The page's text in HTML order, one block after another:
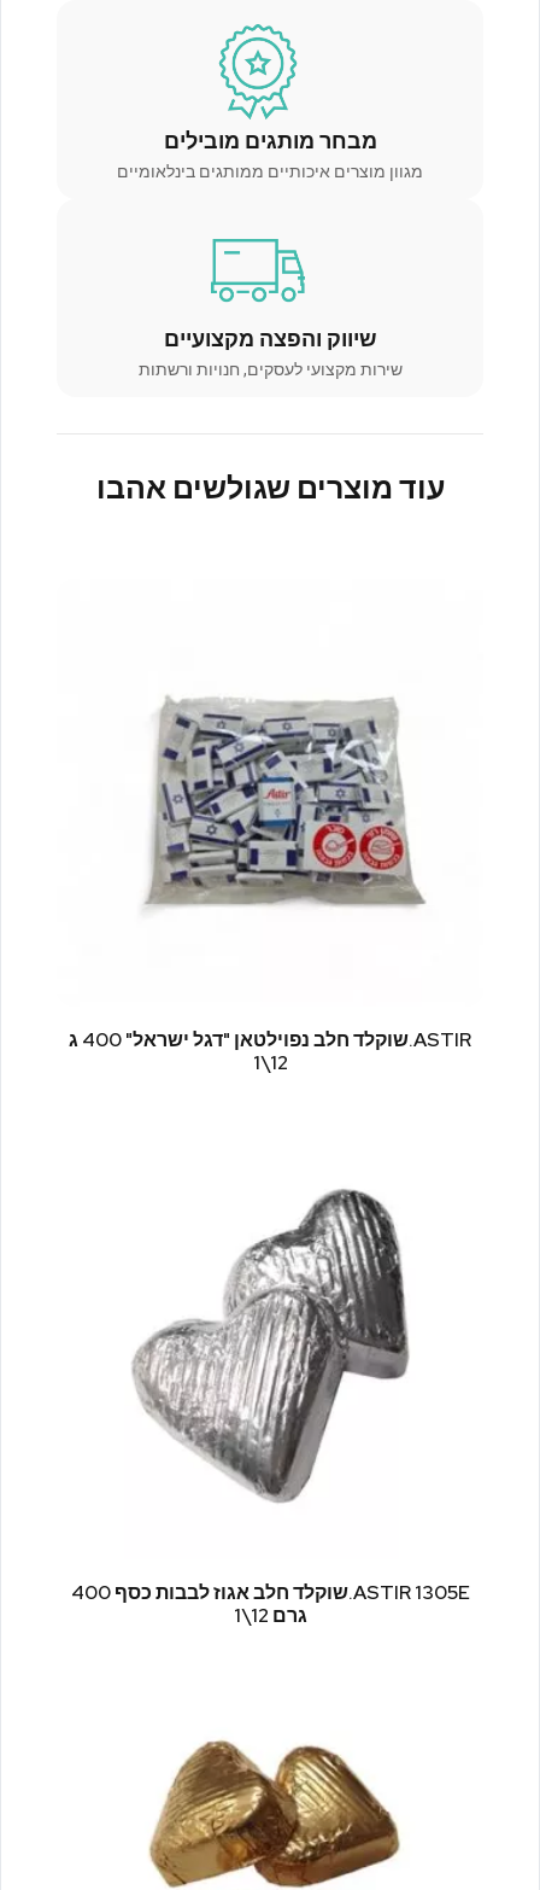
מבחר מותגים מובילים
מגוון מוצרים איכותיים ממותגים בינלאומיים
שיווק והפצה מקצועיים
שירות מקצועי לעסקים, חנויות ורשתות
עוד מוצרים שגולשים אהבו
ASTIR.שוקלד חלב נפוילטאן "דגל ישראל" 400 ג
12\1
ASTIR 1305E.שוקלד חלב אגוז לבבות כסף 400
גרם 12\1